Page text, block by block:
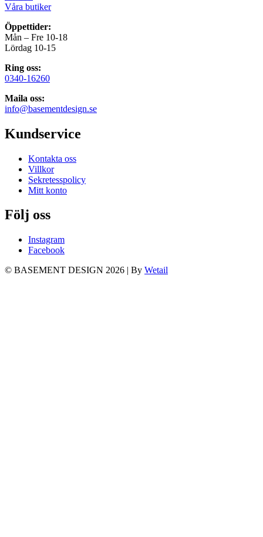
Våra butiker
Öppettider:
Mån – Fre 10-18
Lördag 10-15
Ring oss:
0340-16260
Maila oss:
info@basementdesign.se
Kundservice
Kontakta oss
Villkor
Sekretesspolicy
Mitt konto
Följ oss
Instagram
Facebook
© BASEMENT DESIGN 2026 | By Wetail